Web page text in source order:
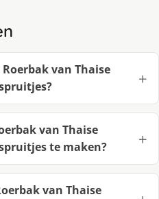
van Thaise
van Thaise
te maken?
van Thaise